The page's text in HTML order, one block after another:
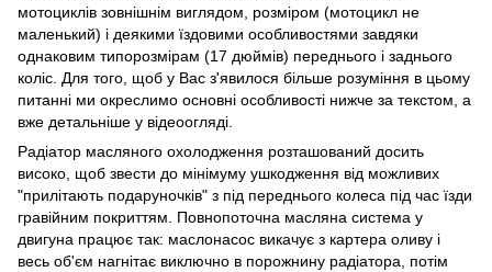
мотоциклів зовнішнім виглядом, розміром (мотоцикл не
маленький) і деякими їздовими особливостями завдяки
однаковим типорозмірам (17 дюймів) переднього і заднього
коліс. Для того, щоб у Вас з'явилося більше розуміння в цьому
питанні ми окреслимо основні особливості нижче за текстом, а
вже детальніше у відеоогляді.
Радіатор масляного охолодження розташований досить
високо, щоб звести до мінімуму ушкодження від можливих
"прилітають подаруночків" з під переднього колеса під час їзди
гравійним покриттям. Повнопоточна масляна система у
двигуна працює так: маслонасос викачує з картера оливу і
весь об'єм нагнітає виключно в порожнину радіатора, потім